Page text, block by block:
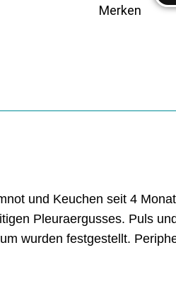
Merken
und Keuchen seit 4
Pleuraergusses. Puls
wurden festgestellt.